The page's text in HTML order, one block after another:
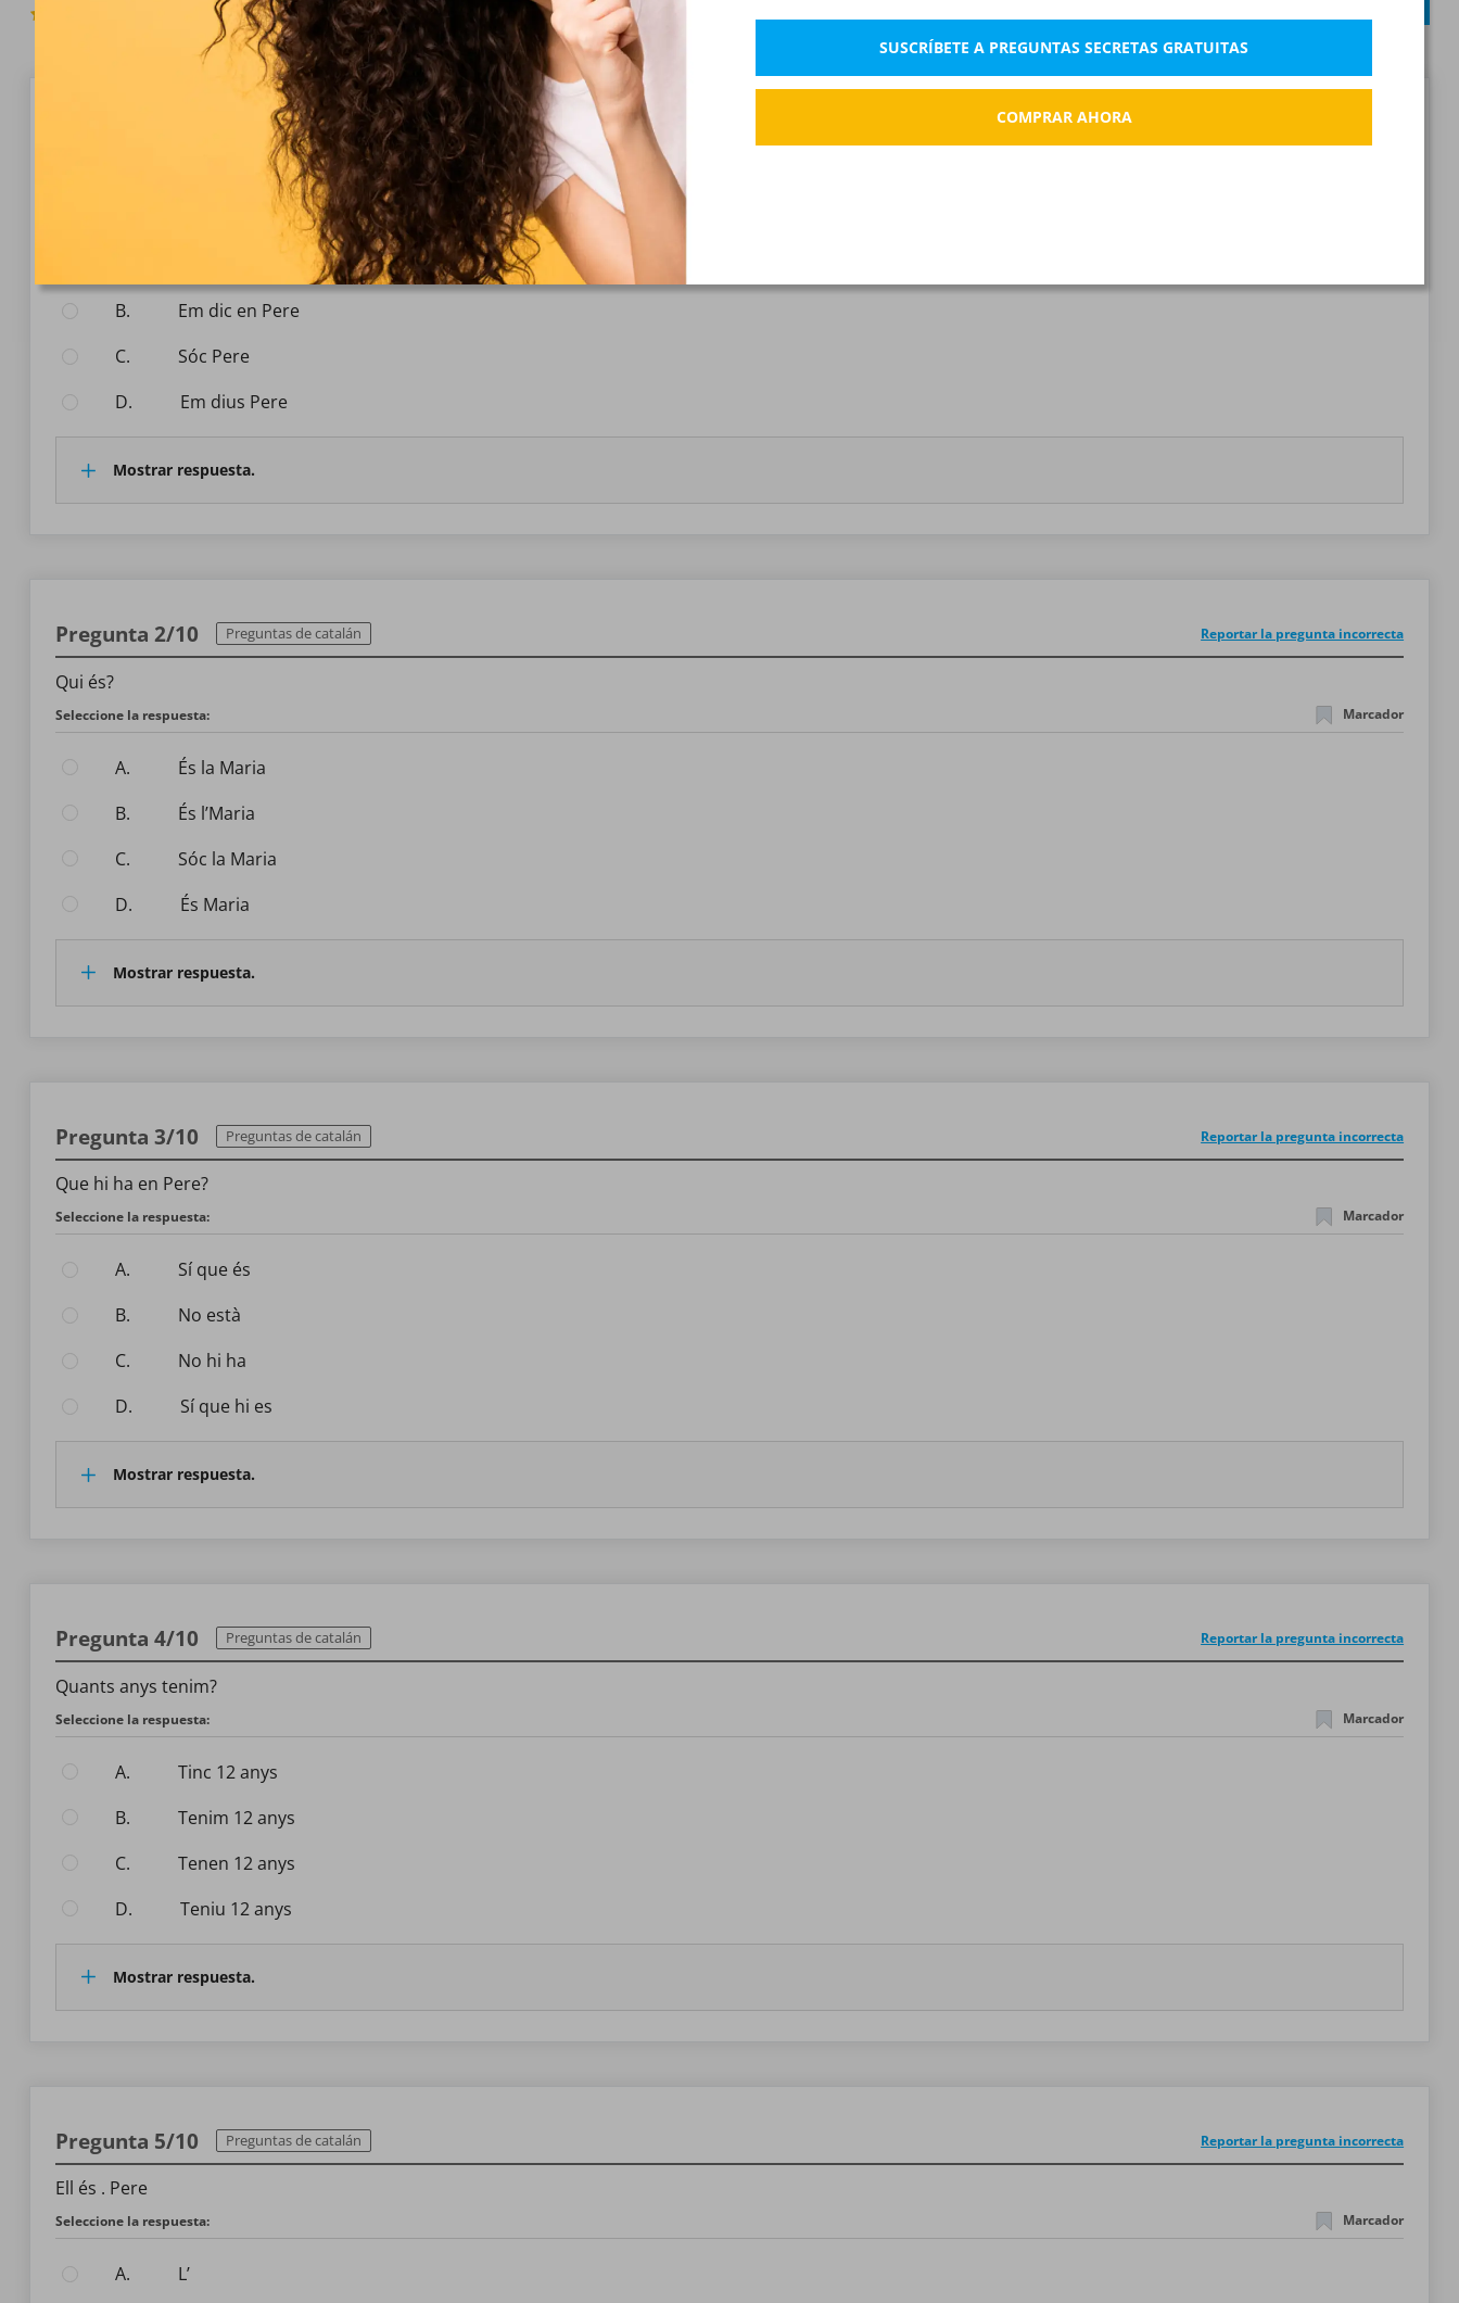
(692 Votos)
Preguntas de catalán
B.
Em dic en Pere
C.
Sóc Pere
D.
Em dius Pere
Mostrar respuesta.
Pregunta 2/10 Preguntas de catalán Reportar la pregunta incorrecta
Qui és?
Seleccione la respuesta: Marcador
A.
és la Maria
B.
és l’Maria
C.
Sóc la Maria
D.
és Maria
Mostrar respuesta.
Pregunta 3/10 Preguntas de catalán Reportar la pregunta incorrecta
Que hi ha en Pere?
Seleccione la respuesta: Marcador
A.
Sí que és
B.
No està
C.
No hi ha
D.
Sí que hi es
Mostrar respuesta.
Pregunta 4/10 Preguntas de catalán Reportar la pregunta incorrecta
Quants anys tenim?
Seleccione la respuesta: Marcador
A.
Tinc 12 anys
B.
Tenim 12 anys
C.
Tenen 12 anys
D.
Teniu 12 anys
Mostrar respuesta.
Pregunta 5/10 Preguntas de catalán Reportar la pregunta incorrecta
Ell és . Pere
Seleccione la respuesta: Marcador
A.
l’
SUSCRÍBETE A PREGUNTAS SECRETAS GRATUITAS
COMPRAR AHORA